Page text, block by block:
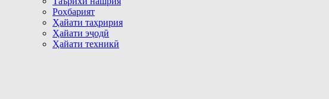
Роҳбарият
Ҳайати таҳририя
Ҳайати эҷодӣ
Ҳайати техникӣ